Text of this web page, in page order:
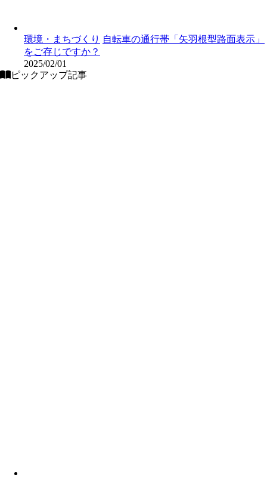
環境・まちづくり 自転車の通行帯「矢羽根型路面表示」
をご存じですか？
2025/02/01
ピックアップ記事